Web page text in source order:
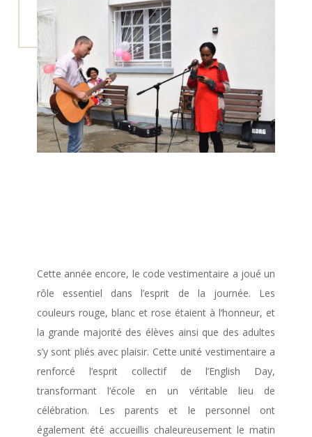
Cette année encore, le code vestimentaire a joué un
rôle essentiel dans l’esprit de la journée. Les
couleurs rouge, blanc et rose étaient à l’honneur, et
la grande majorité des élèves ainsi que des adultes
s’y sont pliés avec plaisir. Cette unité vestimentaire a
renforcé l’esprit collectif de l’English Day,
transformant l’école en un véritable lieu de
célébration. Les parents et le personnel ont
également été accueillis chaleureusement le matin